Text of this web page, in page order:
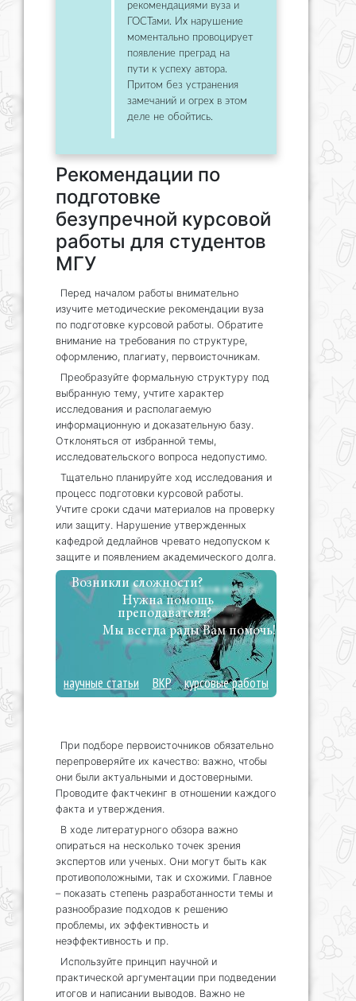
рекомендациями вуза и
ГОСТами. Их нарушение
моментально провоцирует
появление преград на
пути к успеху автора.
Притом без устранения
замечаний и огрех в этом
деле не обойтись.
Рекомендации по
подготовке
безупречной курсовой
работы для студентов
МГУ
Перед началом работы внимательно
изучите методические рекомендации вуза
по подготовке курсовой работы. Обратите
внимание на требования по структуре,
оформлению, плагиату, первоисточникам.
Преобразуйте формальную структуру под
выбранную тему, учтите характер
исследования и располагаемую
информационную и доказательную базу.
Отклоняться от избранной темы,
исследовательского вопроса недопустимо.
Тщательно планируйте ход исследования и
процесс подготовки курсовой работы.
Учтите сроки сдачи материалов на проверку
или защиту. Нарушение утвержденных
кафедрой дедлайнов чревато недопуском к
защите и появлением академического долга.
Возникли сложности?
Нужна помощь
преподавателя?
Мы всегда рады Вам помочь!
научные статьи ВКР курсовые работы
При подборе первоисточников обязательно
перепроверяйте их качество: важно, чтобы
они были актуальными и достоверными.
Проводите фактчекинг в отношении каждого
факта и утверждения.
В ходе литературного обзора важно
опираться на несколько точек зрения
экспертов или ученых. Они могут быть как
противоположными, так и схожими. Главное
– показать степень разработанности темы и
разнообразие подходов к решению
проблемы, их эффективность и
неэффективность и пр.
Используйте принцип научной и
практической аргументации при подведении
итогов и написании выводов. Важно не